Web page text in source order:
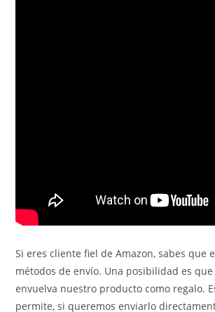
Si eres cliente fiel de Amazon, sabes que
métodos de envío. Una posibilidad es que
envuelva nuestro producto como regalo.
permite, si queremos enviarlo